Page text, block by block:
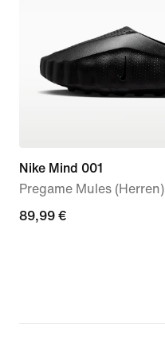
Nike Mind 001
Pregame Mules (Herren)
89,99 €
89,99 €